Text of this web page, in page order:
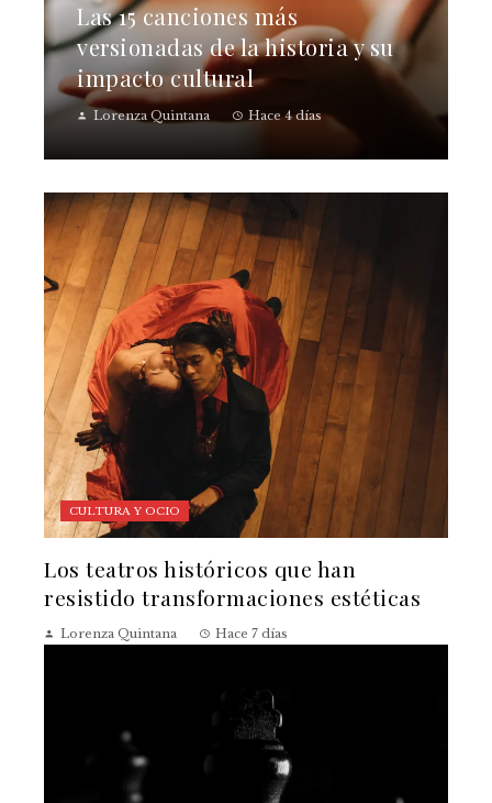
Las 15 canciones más
versionadas de la historia y su
impacto cultural
Lorenza Quintana Hace 4 días
CULTURA Y OCIO
Los teatros históricos que han
resistido transformaciones estéticas
Lorenza Quintana Hace 7 días